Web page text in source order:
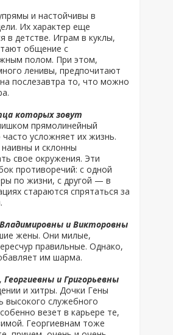
и настойчивы в
Их характер еще
в детстве. Играм в куклы,
общение с
полом. При этом,
ленивы, предпочитают
послезавтра то, что можно
которых зовут
прямолинейный
часто усложняет их жизнь.
и склонны
свое окружения. Эти
противоречий: с одной
по жизни, с другой — в
стараются спрятаться за
и Викторовны
жены. Они милые,
правильные. Однако,
им шарма.
и Григорьевны
и хитры. Дочки Гены
высокого служебного
везет в карьере те,
Георгиевнам тоже